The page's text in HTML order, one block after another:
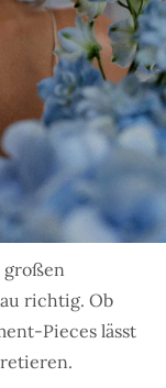
großen
richtig. Ob
Pieces lässt